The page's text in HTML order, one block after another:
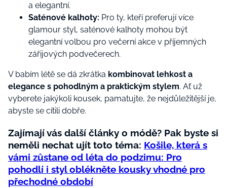
a elegantní.
Saténové kalhoty: Pro ty, kteří preferují více
glamour styl, saténové kalhoty mohou být
elegantní volbou pro večerní akce v příjemných
zářijových podvečerech.
V babím létě se dá zkrátka kombinovat lehkost a
elegance s pohodlným a praktickým stylem. Ať už
vyberete jakýkoli kousek, pamatujte, že nejdůležitější je,
abyste se cítili dobře.
Zajímají vás další články o módě? Pak byste si
neměli nechat ujít toto téma: Košile, která s
vámi zůstane od léta do podzimu: Pro
pohodlí i styl oblékněte kousky vhodné pro
přechodné období